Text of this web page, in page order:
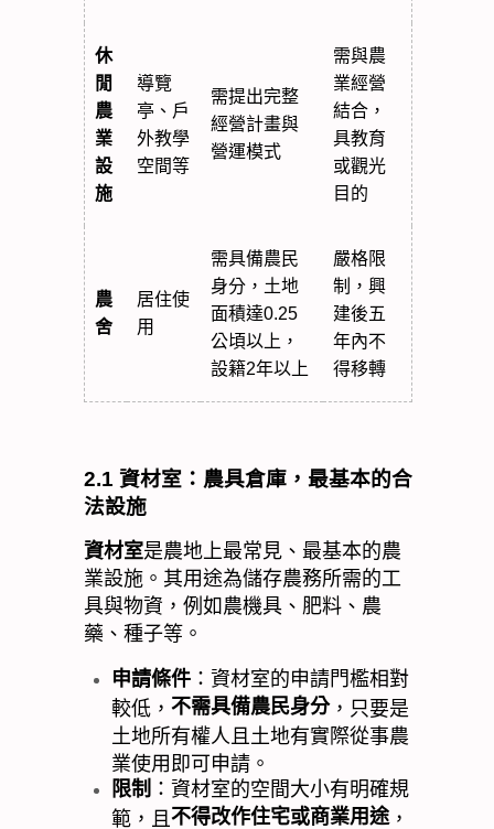
休
閒
農
業
設
施
導覽
亭、戶
外教學
空間等
需提出完整
經營計畫與
營運模式
需與農
業經營
結合，
具教育
或觀光
目的
農
舍
居住使
用
需具備農民
身分，土地
面積達0.25
公頃以上，
設籍2年以上
嚴格限
制，興
建後五
年內不
得移轉
2.1 資材室：農具倉庫，最基本的合
法設施
資材室是農地上最常見、最基本的農
業設施。其用途為儲存農務所需的工
具與物資，例如農機具、肥料、農
藥、種子等。
申請條件 ：資材室的申請門檻相對
較低， 不需具備農民身分，只要是
土地所有權人且土地有實際從事農
業使用即可申請。
限制 ：資材室的空間大小有明確規
範，且 不得改作住宅或商業用途 ，